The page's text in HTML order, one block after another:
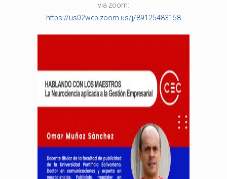
via zoom:
https://us02web.zoom.us/j/89125483158